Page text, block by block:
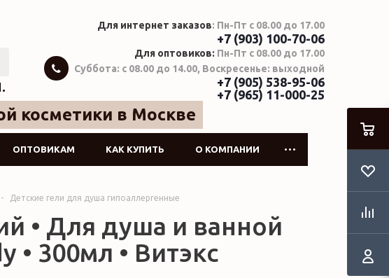
косметики в Москве
Для интернет заказов: Пн-Пт с 08.00 до 17.00
+7 (903) 100-70-06
Для оптовиков: Пн-Пт с 08.00 до 17.00
Суббота: с 08.00 до 14.00, Воскресенье: выходной
+7 (905) 538-95-06
+7 (965) 11-000-25
ОПТОВИКАМ КАК КУПИТЬ О КОМПАНИИ
- Детские гели для душа гипоаллергенные
• Для душа и ванной
• 300мл • Витэкс